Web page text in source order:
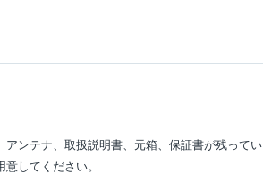
アンテナ、取扱説明書、元箱、保証書が残ってい
してください。